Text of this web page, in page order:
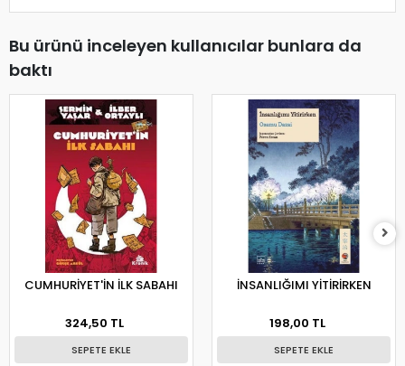
Bu ürünü inceleyen kullanıcılar bunlara da
baktı
CUMHURİYET'İN İLK SABAHI
324,50 TL
SEPETE EKLE
İNSANLIĞIMI YİTİRİRKEN
198,00 TL
SEPETE EKLE